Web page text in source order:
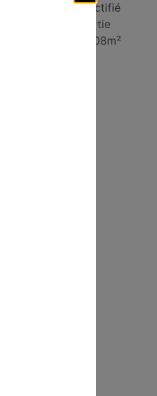
Carrelage rectifié
Plinthe assortie
Paquet de 1.08m²